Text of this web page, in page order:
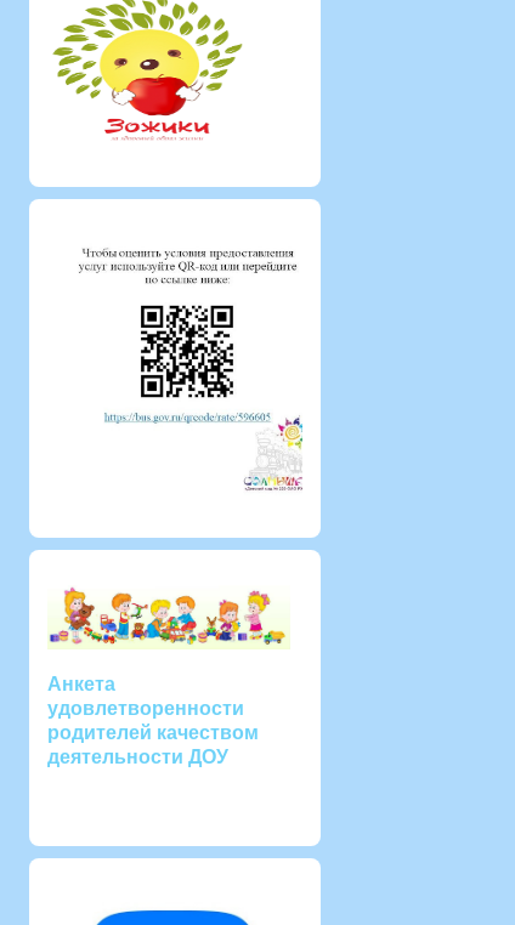
Анкета
удовлетворенности
родителей качеством
деятельности ДОУ